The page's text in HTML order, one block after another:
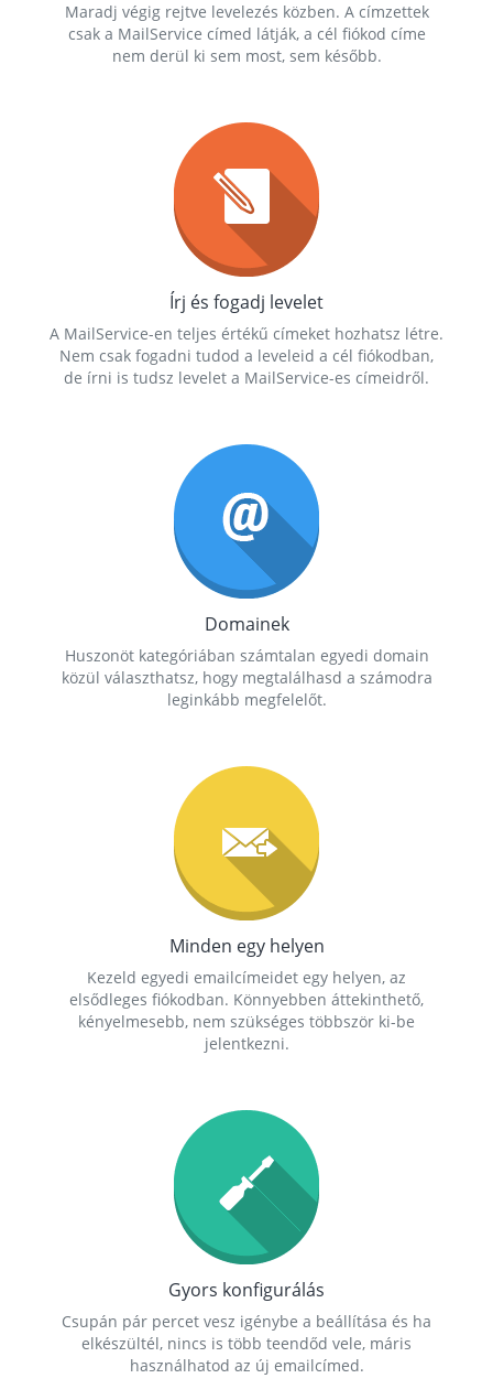
Maradj végig rejtve levelezés közben. A címzettek
csak a MailService címed látják, a cél fiókod címe
nem derül ki sem most, sem később.
Írj és fogadj levelet
A MailService-en teljes értékű címeket hozhatsz létre.
Nem csak fogadni tudod a leveleid a cél fiókodban,
de írni is tudsz levelet a MailService-es címeidről.
Domainek
Huszonöt kategóriában számtalan egyedi domain
közül választhatsz, hogy megtalálhasd a számodra
leginkább megfelelőt.
Minden egy helyen
Kezeld egyedi emailcímeidet egy helyen, az
elsődleges fiókodban. Könnyebben áttekinthető,
kényelmesebb, nem szükséges többször ki-be
jelentkezni.
Gyors konfigurálás
Csupán pár percet vesz igénybe a beállítása és ha
elkészültél, nincs is több teendőd vele, máris
használhatod az új emailcímed.